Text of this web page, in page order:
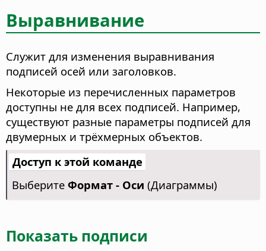
Выравнивание
Служит для изменения выравнивания
подписей осей или заголовков.
Некоторые из перечисленных параметров
доступны не для всех подписей. Например,
существуют разные параметры подписей для
двумерных и трёхмерных объектов.
Доступ к этой команде
Выберите Формат - Оси (Диаграммы)
Показать подписи